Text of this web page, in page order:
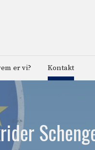
er vi? Kontakt